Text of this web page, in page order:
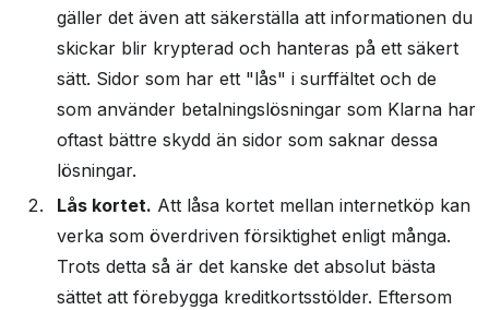
gäller det även att säkerställa att informationen du
skickar blir krypterad och hanteras på ett säkert
sätt. Sidor som har ett "lås" i surffältet och de
som använder betalningslösningar som Klarna har
oftast bättre skydd än sidor som saknar dessa
lösningar.
Lås kortet. Att låsa kortet mellan internetköp kan
verka som överdriven försiktighet enligt många.
Trots detta så är det kanske det absolut bästa
sättet att förebygga kreditkortsstölder. Eftersom